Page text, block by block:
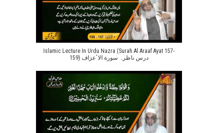
Islamic Lecture In Urdu Nazra (Surah Al Araaf Ayat 157-
159) درس ناظرہ سورة الاٴعرَاف